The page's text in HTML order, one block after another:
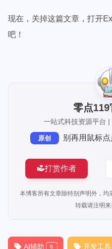
现在，关掉这篇文章，打开
吧！
零点119
一站式科技资源平台
原创
打赏作者
本博客所有文章除特别声明外，均
转载请注明来
AI辅助 6 开发工具